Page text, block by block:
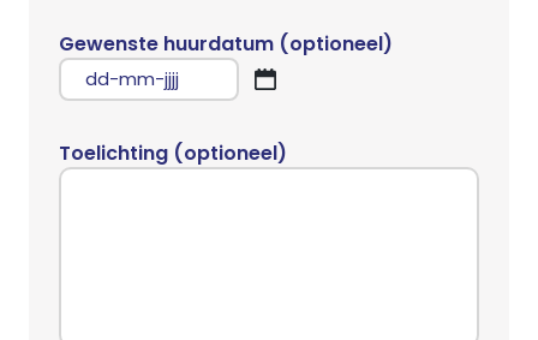
Gewenste huurdatum (optioneel)
DD
MM
dash
Toelichting (optioneel)